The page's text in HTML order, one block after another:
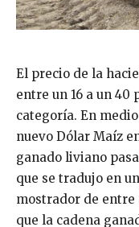
El precio de la
entre un 16 a un
categoría. En
nuevo Dólar Maíz
ganado liviano
que se tradujo en
mostrador de entre
que la cadena